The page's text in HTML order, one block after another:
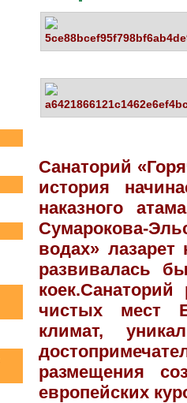
Санаторий
история
наказного
Сумарокова-
водах»
развивалась
чистых мест
климат,
размещения
европейских